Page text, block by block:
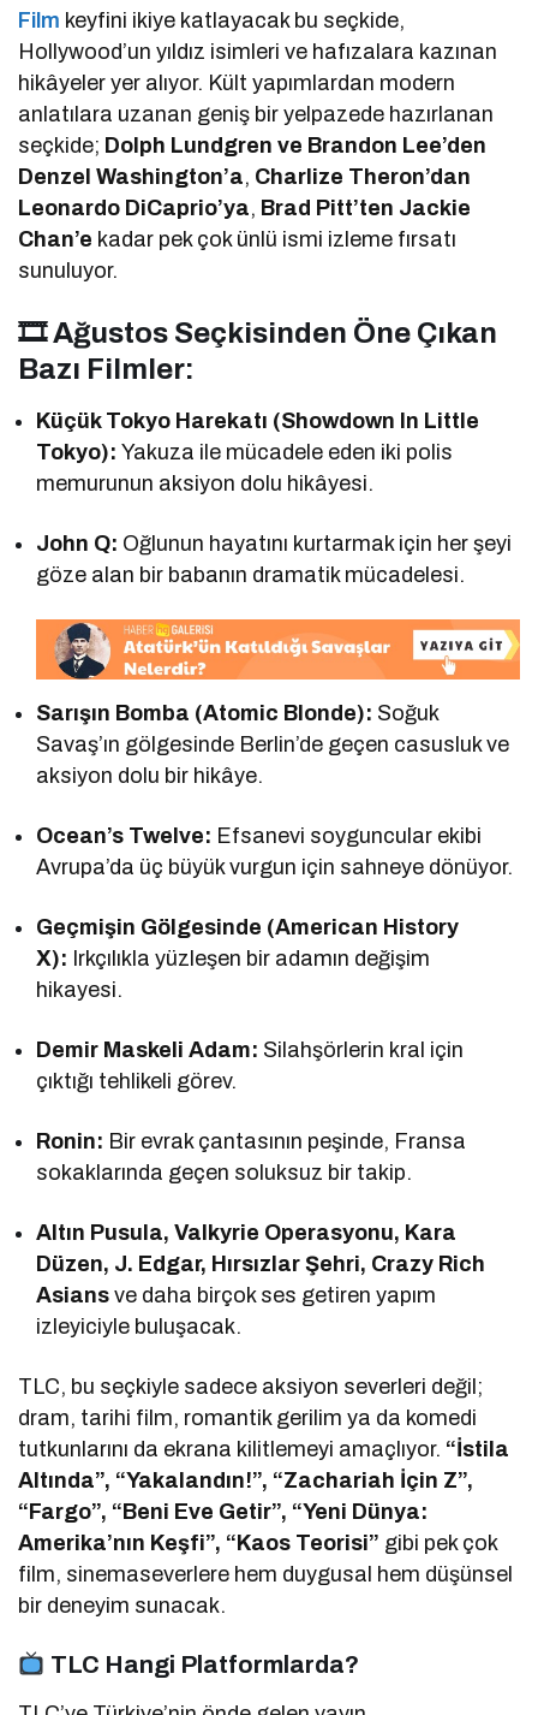
Film keyfini ikiye katlayacak bu seçkide,
Hollywood’un yıldız isimleri ve hafızalara kazınan
hikâyeler yer alıyor. Kült yapımlardan modern
anlatılara uzanan geniş bir yelpazede hazırlanan
seçkide; Dolph Lundgren ve Brandon Lee’den
Denzel Washington’a, Charlize Theron’dan
Leonardo DiCaprio’ya, Brad Pitt’ten Jackie
Chan’e kadar pek çok ünlü ismi izleme fırsatı
sunuluyor.
🎞 Ağustos Seçkisinden Öne Çıkan
Bazı Filmler:
Küçük Tokyo Harekatı (Showdown In Little
Tokyo): Yakuza ile mücadele eden iki polis
memurunun aksiyon dolu hikâyesi.
John Q: Oğlunun hayatını kurtarmak için her şeyi
göze alan bir babanın dramatik mücadelesi.
Sarışın Bomba (Atomic Blonde): Soğuk
Savaş’ın gölgesinde Berlin’de geçen casusluk ve
aksiyon dolu bir hikâye.
Ocean’s Twelve: Efsanevi soyguncular ekibi
Avrupa’da üç büyük vurgun için sahneye dönüyor.
Geçmişin Gölgesinde (American History
X): Irkçılıkla yüzleşen bir adamın değişim
hikayesi.
Demir Maskeli Adam: Silahşörlerin kral için
çıktığı tehlikeli görev.
Ronin: Bir evrak çantasının peşinde, Fransa
sokaklarında geçen soluksuz bir takip.
Altın Pusula, Valkyrie Operasyonu, Kara
Düzen, J. Edgar, Hırsızlar Şehri, Crazy Rich
Asians ve daha birçok ses getiren yapım
izleyiciyle buluşacak.
TLC, bu seçkiyle sadece aksiyon severleri değil;
dram, tarihi film, romantik gerilim ya da komedi
tutkunlarını da ekrana kilitlemeyi amaçlıyor. “İstila
Altında”, “Yakalandın!”, “Zachariah İçin Z”,
“Fargo”, “Beni Eve Getir”, “Yeni Dünya:
Amerika’nın Keşfi”, “Kaos Teorisi” gibi pek çok
film, sinemaseverlere hem duygusal hem düşünsel
bir deneyim sunacak.
TLC Hangi Platformlarda?